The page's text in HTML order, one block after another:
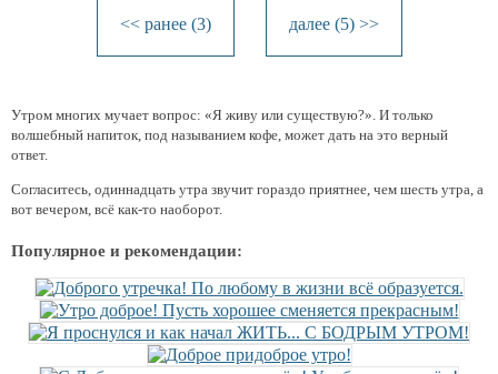
<< ранее (3) далее (5) >>
Утром многих мучает вопрос: «Я живу или существую?». И только
волшебный напиток, под называнием кофе, может дать на это верный
ответ.
Согласитесь, одиннадцать утра звучит гораздо приятнее, чем шесть утра, а
вот вечером, всё как-то наоборот.
Популярное и рекомендации: